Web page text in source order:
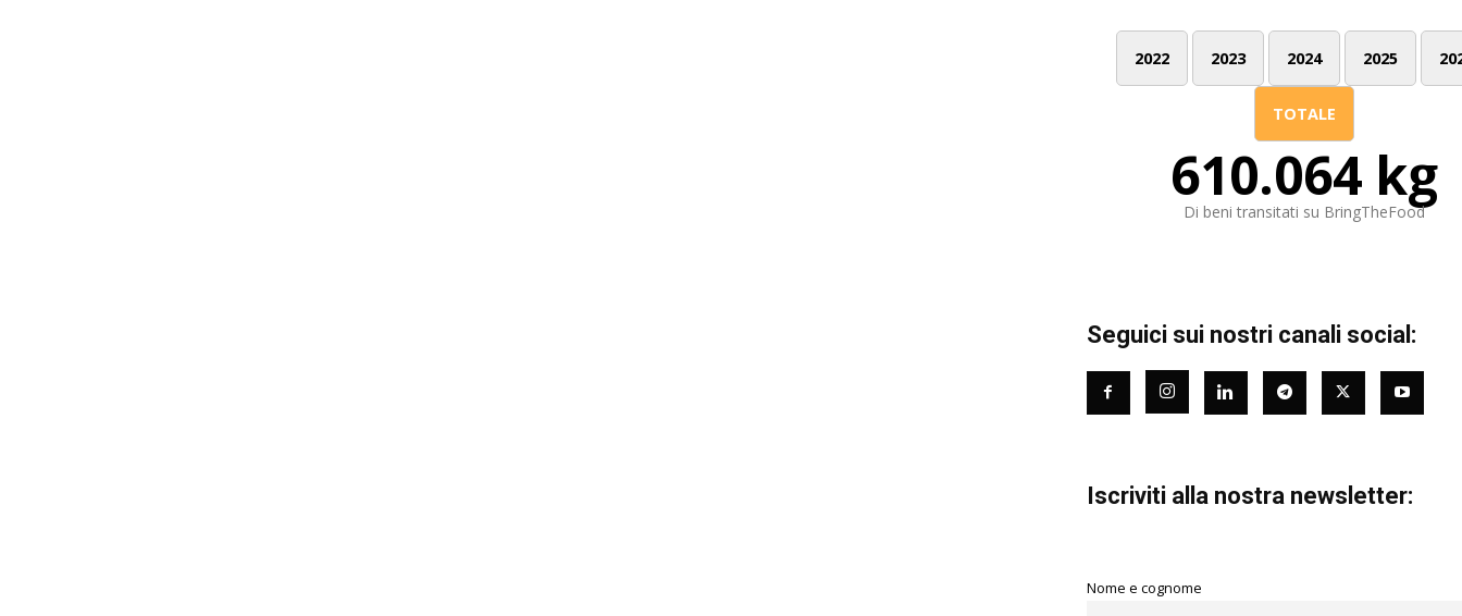
2022 2023 2024 2025
TOTALE
610.064 kg
Di beni transitati su BringTheFood
Seguici sui nostri canali social:
Iscriviti alla nostra newsletter:
Nome e cognome